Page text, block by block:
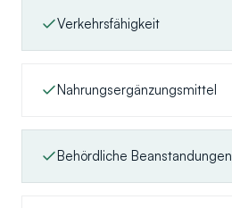
Verkehrsfähigkeit
Nahrungsergänzungsmittel
Behördliche Beanstandungen